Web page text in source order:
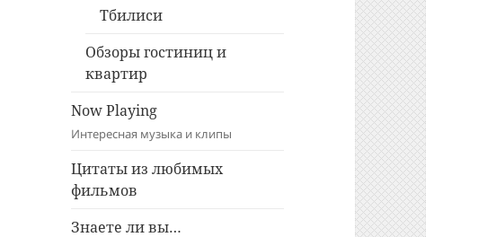
Тбилиси
Обзоры гостиниц и
квартир
Now Playing
Интересная музыка и клипы
Цитаты из любимых
фильмов
Знаете ли вы…